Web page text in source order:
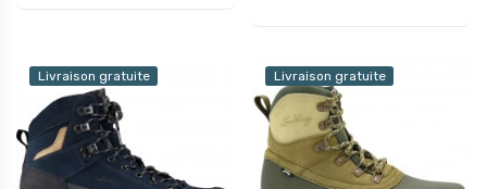
Livraison gratuite Livraison gratuite